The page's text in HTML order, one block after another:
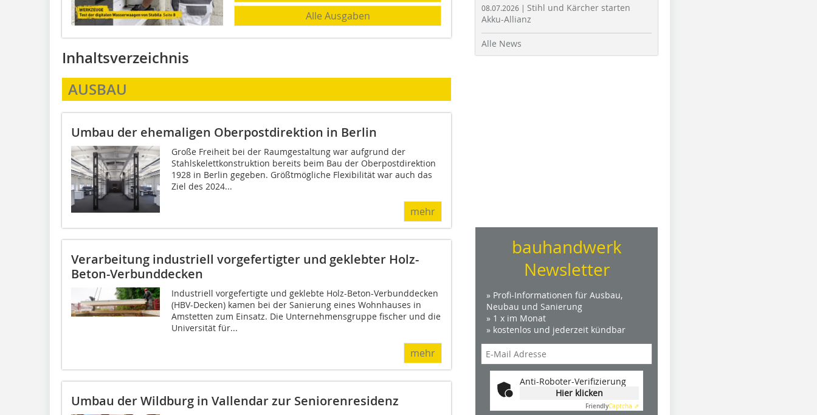
Alle Ausgaben
Inhaltsverzeichnis
AUSBAU
Umbau der ehemaligen Oberpostdirektion in Berlin
Große Freiheit bei der Raumgestaltung war aufgrund der
Stahlskelettkonstruktion bereits beim Bau der Oberpostdirektion
1928 in Berlin gegeben. Größtmögliche Flexibilität war auch das
Ziel des 2024...
mehr
Verarbeitung industriell vorgefertigter und geklebter Holz-
Beton-Verbunddecken
Industriell vorgefertigte und geklebte Holz-Beton-Verbunddecken
(HBV-Decken) kamen bei der Sanierung eines Wohnhauses in
Amstetten zum Einsatz. Die Unternehmensgruppe fischer und die
Universität für...
mehr
Umbau der Wildburg in Vallendar zur Seniorenresidenz
08.07.2026 | Stihl und Kärcher starten
Akku-Allianz
Alle News
bauhandwerk
Newsletter
» Profi-Informationen für Ausbau,
Neubau und Sanierung
» 1 x im Monat
» kostenlos und jederzeit kündbar
Anti-Roboter-Verifizierung
Hier klicken
FriendlyCaptcha ⇗